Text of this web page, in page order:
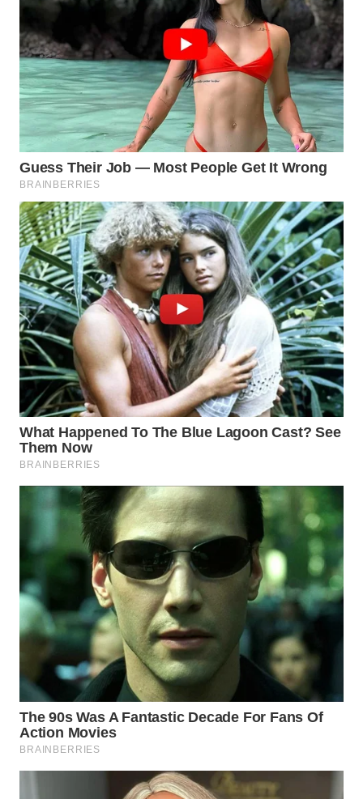
KARO
WN
SIMALUNGUN
WN
LABUHANBATU
WN
TENGAH
WN DELI
SERDANG
WN
TEBING
TINGGI
WN
PAKPAK
WN
KARAWANG
WN
BOGOR
WN
DEPOK
WN
TAPANULI
UTARA
WN